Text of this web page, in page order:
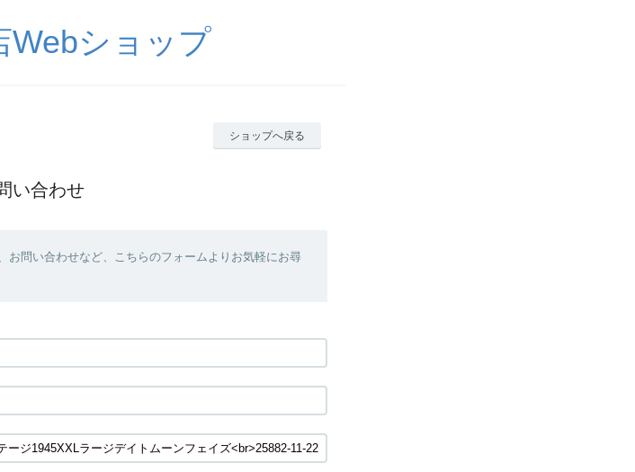
Webショップ
ショップへ戻る
い合わせ
お問い合わせなど、こちらのフォームよりお気軽にお尋